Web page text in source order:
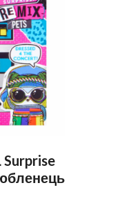
Surprise